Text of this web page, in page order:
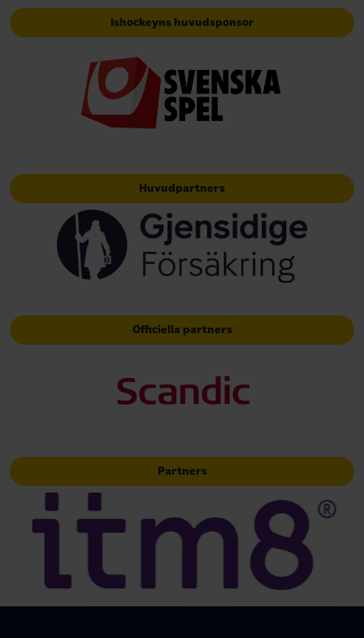
Ishockeyns huvudsponsor
Huvudpartners
Officiella partners
Partners